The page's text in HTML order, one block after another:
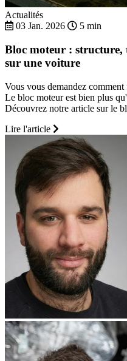
Actualités
03 Jan. 2026
5 min
Bloc moteur : structure,
sur une voiture
Vous vous demandez
Le bloc moteur est bien plus
Découvrez notre article sur le
Lire l'article